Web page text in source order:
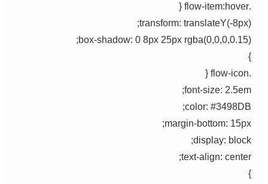
.flow-item:hover {
transform: translateY(-8px);
box-shadow: 0 8px 25px rgba(0,0,0,0.15);
}
.flow-icon {
font-size: 2.5em;
color: #3498DB;
margin-bottom: 15px;
display: block;
text-align: center;
}